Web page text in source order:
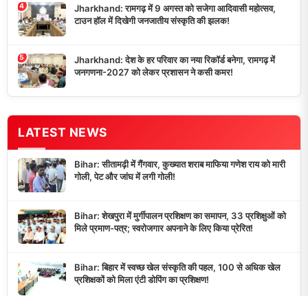
4
Jharkhand: रामगढ़ में 9 अगस्त को सजेगा आदिवासी महोत्सव,
टाउन हॉल में दिखेगी जनजातीय संस्कृति की झलक!
5
Jharkhand: देश के हर परिवार का नया रिकॉर्ड बनेगा, रामगढ़ में
जनगणना-2027 को लेकर प्रशासन ने कसी कमर!
LATEST NEWS
Bihar: सीतामढ़ी में गैंगवार, कुख्यात शराब माफिया गणेश राय को मारी
गोली, पेट और जांघ में लगी गोली!
Bihar: शेखपुरा में मुर्गीपालन प्रशिक्षण का समापन, 33 प्रशिक्षुओं को
मिले प्रमाण-पत्र; स्वरोजगार अपनाने के लिए किया प्रेरित!
Bihar: बिहार में स्वच्छ खेल संस्कृति की पहल, 100 से अधिक खेल
प्रशिक्षकों को मिला एंटी डोपिंग का प्रशिक्षण!